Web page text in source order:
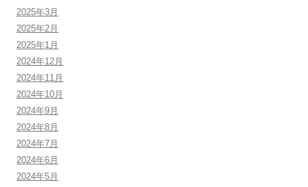
2025年3月
2025年2月
2025年1月
2024年12月
2024年11月
2024年10月
2024年9月
2024年8月
2024年7月
2024年6月
2024年5月